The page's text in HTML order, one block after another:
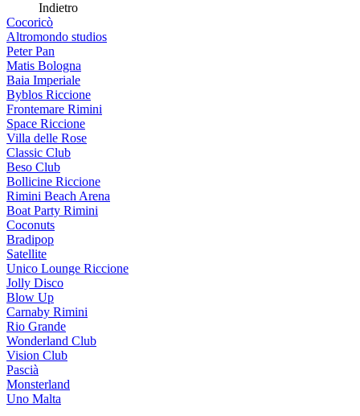
Indietro
Cocoricò
Altromondo studios
Peter Pan
Matis Bologna
Baia Imperiale
Byblos Riccione
Frontemare Rimini
Space Riccione
Villa delle Rose
Classic Club
Beso Club
Bollicine Riccione
Rimini Beach Arena
Boat Party Rimini
Coconuts
Bradipop
Satellite
Unico Lounge Riccione
Jolly Disco
Blow Up
Carnaby Rimini
Rio Grande
Wonderland Club
Vision Club
Pascià
Monsterland
Uno Malta